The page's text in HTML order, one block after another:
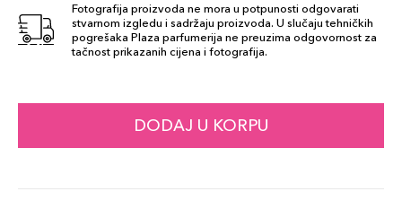
Fotografija proizvoda ne mora u potpunosti odgovarati
stvarnom izgledu i sadržaju proizvoda. U slučaju tehničkih
pogrešaka Plaza parfumerija ne preuzima odgovornost za
tačnost prikazanih cijena i fotografija.
DODAJ U KORPU